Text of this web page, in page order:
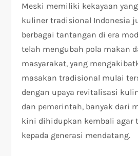
Meski memiliki kekayaan
kuliner tradisional Indonesia
berbagai tantangan di era
telah mengubah pola makan
masyarakat, yang
masakan tradisional mulai
dengan upaya revitalisasi
dan pemerintah, banyak dari
kini dihidupkan kembali agar
kepada generasi mendatang.